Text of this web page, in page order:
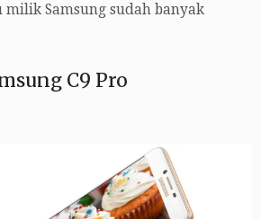
milik Samsung sudah banyak
C9 Pro